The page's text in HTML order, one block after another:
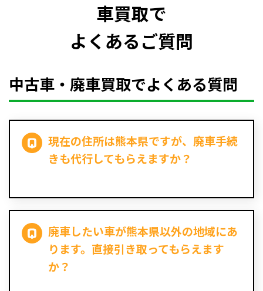
車買取で
よくあるご質問
中古車・廃車買取でよくある質問
現在の住所は熊本県ですが、廃車手続
きも代行してもらえますか？
廃車したい車が熊本県以外の地域にあ
ります。直接引き取ってもらえます
か？